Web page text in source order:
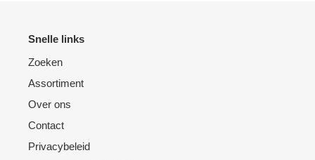
Snelle links
Zoeken
Assortiment
Over ons
Contact
Privacybeleid